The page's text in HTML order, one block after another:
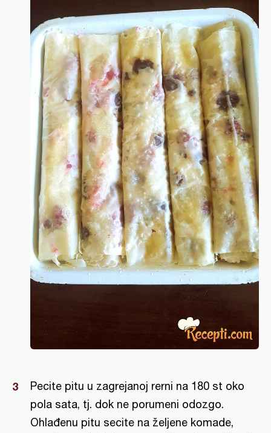
Pecite pitu u zagrejanoj rerni na 180 st oko
pola sata, tj. dok ne porumeni odozgo.
Ohlađenu pitu secite na željene komade,